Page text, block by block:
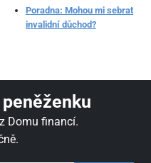
Poradna: Mohou mi sebrat
invalidní důchod?
Domu financí.